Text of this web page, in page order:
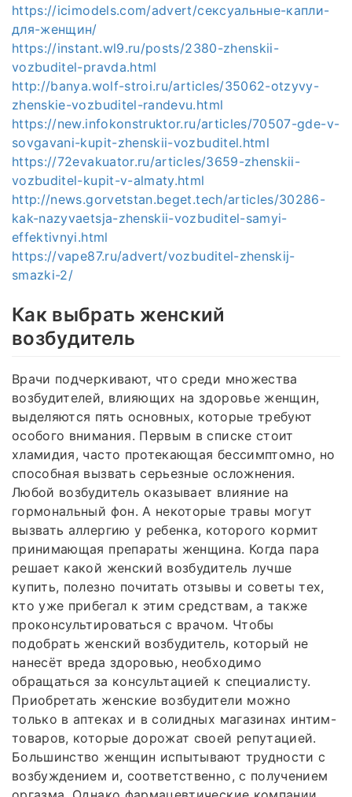
https://icimodels.com/advert/сексуальные-капли-
для-женщин/
https://instant.wl9.ru/posts/2380-zhenskii-
vozbuditel-pravda.html
http://banya.wolf-stroi.ru/articles/35062-otzyvy-
zhenskie-vozbuditel-randevu.html
https://new.infokonstruktor.ru/articles/70507-gde-v-
sovgavani-kupit-zhenskii-vozbuditel.html
https://72evakuator.ru/articles/3659-zhenskii-
vozbuditel-kupit-v-almaty.html
http://news.gorvetstan.beget.tech/articles/30286-
kak-nazyvaetsja-zhenskii-vozbuditel-samyi-
effektivnyi.html
https://vape87.ru/advert/vozbuditel-zhenskij-
smazki-2/
Как выбрать женский
возбудитель
Врачи подчеркивают, что среди множества
возбудителей, влияющих на здоровье женщин,
выделяются пять основных, которые требуют
особого внимания. Первым в списке стоит
хламидия, часто протекающая бессимптомно, но
способная вызвать серьезные осложнения.
Любой возбудитель оказывает влияние на
гормональный фон. А некоторые травы могут
вызвать аллергию у ребенка, которого кормит
принимающая препараты женщина. Когда пара
решает какой женский возбудитель лучше
купить, полезно почитать отзывы и советы тех,
кто уже прибегал к этим средствам, а также
проконсультироваться с врачом. Чтобы
подобрать женский возбудитель, который не
нанесёт вреда здоровью, необходимо
обращаться за консультацией к специалисту.
Приобретать женские возбудители можно
только в аптеках и в солидных магазинах интим-
товаров, которые дорожат своей репутацией.
Большинство женщин испытывают трудности с
возбуждением и, соответственно, с получением